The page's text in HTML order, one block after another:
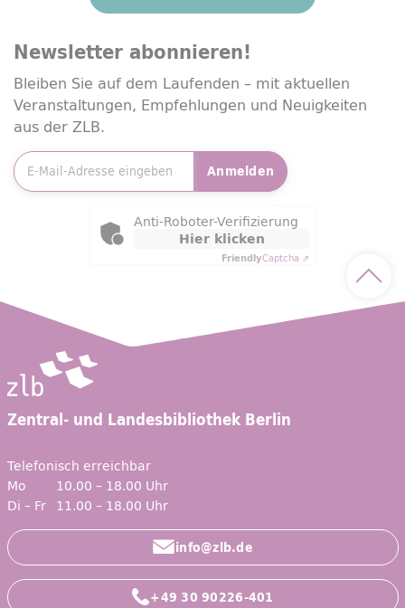
Newsletter abonnieren!
Bleiben Sie auf dem Laufenden – mit aktuellen
Veranstaltungen, Empfehlungen und Neuigkeiten
aus der ZLB.
Anmelden
Friendly Captcha
Anti-Roboter-Verifizierung
Hier klicken
FriendlyCaptcha ⇗
Zentral- und Landesbibliothek Berlin
Telefonisch erreichbar
Mo
10.00 – 18.00 Uhr
Di – Fr 11.00 – 18.00 Uhr
info@zlb.de
+49 30 90226-401